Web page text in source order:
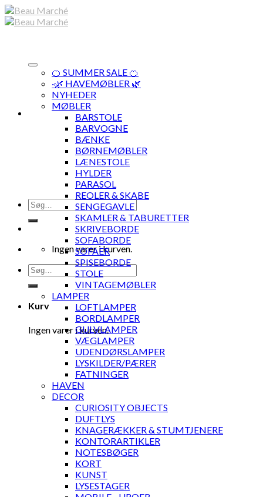
Skip
to
Søg
efter:
Ingen varer i kurven.
Søg
efter:
Kurv
Ingen varer i kurven.
🍊 SUMMER SALE 🍊
·🌿 HAVEMØBLER 🌿
NYHEDER
MØBLER
BARSTOLE
BARVOGNE
BÆNKE
BØRNEMØBLER
LÆNESTOLE
HYLDER
PARASOL
REOLER & SKABE
SENGEGAVLE
SKAMLER & TABURETTER
SKRIVEBORDE
SOFABORDE
SOFAER
SPISEBORDE
STOLE
VINTAGEMØBLER
LAMPER
LOFTLAMPER
BORDLAMPER
GULVLAMPER
VÆGLAMPER
UDENDØRSLAMPER
LYSKILDER/PÆRER
FATNINGER
HAVEN
DECOR
CURIOSITY OBJECTS
DUFTLYS
KNAGERÆKKER & STUMTJENERE
KONTORARTIKLER
NOTESBØGER
KORT
KUNST
LYSESTAGER